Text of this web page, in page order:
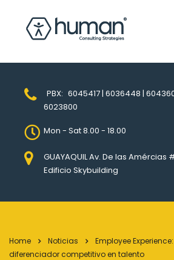
PBX: 6045417 | 6036448 |
6023800
Mon - Sat 8.00 - 18.00
GUAYAQUIL Av. De las Amércias
Edificio Skybuilding
Home Noticias
Employee
diferenciador competitivo en talento